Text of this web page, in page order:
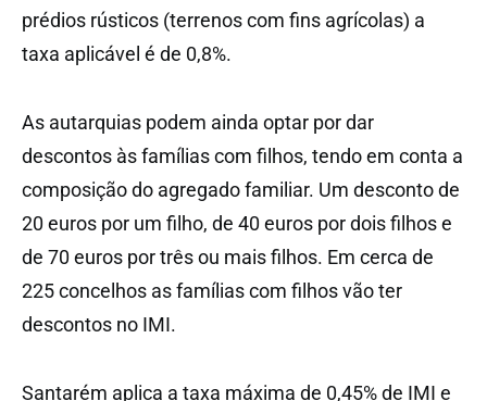
prédios rústicos (terrenos com fins agrícolas) a
taxa aplicável é de 0,8%.
As autarquias podem ainda optar por dar
descontos às famílias com filhos, tendo em conta a
composição do agregado familiar. Um desconto de
20 euros por um filho, de 40 euros por dois filhos e
de 70 euros por três ou mais filhos. Em cerca de
225 concelhos as famílias com filhos vão ter
descontos no IMI.
Santarém aplica a taxa máxima de 0,45% de IMI e